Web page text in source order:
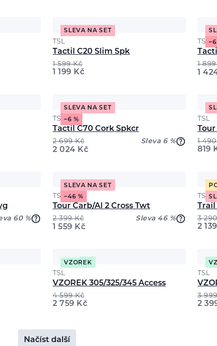
SLEVA NA SET
TSL
Tactil C20 Slim Spk
1 599Kč
1 199 Kč
−6
TSL
1
1
SLEVA NA SET
−6 %
TSL
Tactil C70 Cork Spkcr
2 699Kč Sleva 6 %
2 024 Kč
TSL
1
819
60 %
SLEVA NA SET
−46 %
TSL
Tour Carb/Al 2 Cross Twt
2 399Kč Sleva 46 %
1 559 Kč
TSL
3
2 139
VZOREK
TSL
VZOREK 305/325/345 Access
4 599Kč
2 759 Kč
TSL
3
2
Načíst další